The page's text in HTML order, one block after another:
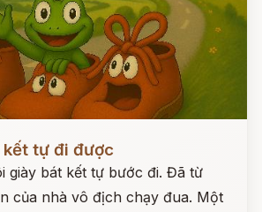
tự đi được
giày bát kết tự bước đi. Đã từ
của nhà vô địch chạy đua. Một